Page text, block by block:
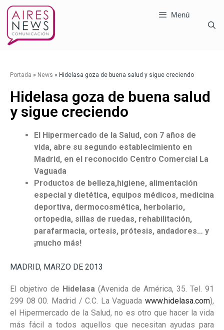
Menú
Portada » News » Hidelasa goza de buena salud y sigue creciendo
Hidelasa goza de buena salud
y sigue creciendo
El Hipermercado de la Salud, con 7 años de
vida, abre su segundo establecimiento en
Madrid, en el reconocido Centro Comercial La
Vaguada
Productos de belleza,higiene, alimentación
especial y dietética, equipos médicos, medicina
deportiva, dermocosmética, herbolario,
ortopedia, sillas de ruedas, rehabilitación,
parafarmacia, ortesis, prótesis, andadores… y
¡mucho más!
MADRID, MARZO DE 2013
El objetivo de Hidelasa (Avenida de América, 35. Tel. 91
299 08 00. Madrid / C.C. La Vaguada www.hidelasa.com),
el Hipermercado de la Salud, no es otro que hacer la vida
más fácil a todos aquellos que necesitan ayudas para